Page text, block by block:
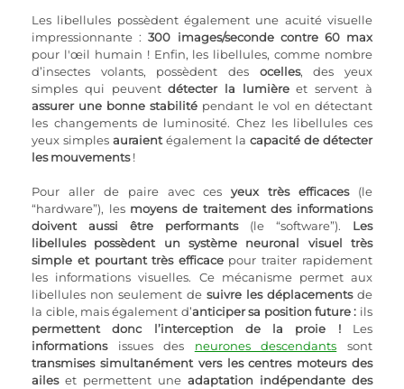
Les libellules possèdent également une acuité visuelle
impressionnante : 300 images/seconde contre 60 max
pour l'œil humain ! Enfin, les libellules, comme nombre
d’insectes volants, possèdent des ocelles, des yeux
simples qui peuvent détecter la lumière
assurer une bonne stabilité pendant le vol en détectant
les changements de luminosité. Chez les libellules ces
yeux simples auraient également la capacité de détecter
les mouvements !
Pour aller de paire avec ces yeux très efficaces (le
“hardware”), les moyens de traitement des informations
doivent aussi être performants (le “software”). Les
libellules possèdent un système neuronal visuel très
simple et pourtant très efficace pour traiter rapidement
les informations visuelles. Ce mécanisme permet aux
libellules non seulement de suivre les déplacements de
la cible, mais également d’anticiper sa position future :
ils
permettent donc l’interception de la proie !
Les
informations issues des neurones descendants
sont
transmises simultanément vers les centres moteurs des
ailes et permettent une adaptation indépendante des